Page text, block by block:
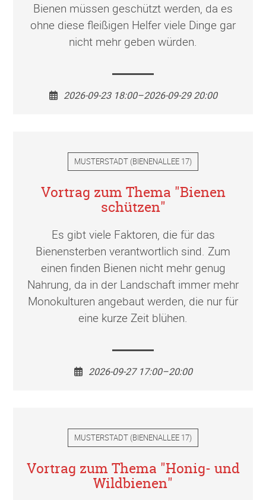
Bienen müssen geschützt werden, da es
ohne diese fleißigen Helfer viele Dinge gar
nicht mehr geben würden.
2026-09-23 18:00–2026-09-29 20:00
MUSTERSTADT (BIENENALLEE 17)
Vortrag zum Thema "Bienen
schützen"
Es gibt viele Faktoren, die für das
Bienensterben verantwortlich sind. Zum
einen finden Bienen nicht mehr genug
Nahrung, da in der Landschaft immer mehr
Monokulturen angebaut werden, die nur für
eine kurze Zeit blühen.
2026-09-27 17:00–20:00
MUSTERSTADT (BIENENALLEE 17)
Vortrag zum Thema "Honig- und
Wildbienen"